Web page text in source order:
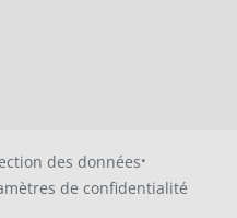
des données·
de confidentialité